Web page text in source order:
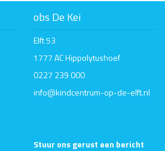
obs De Kei
Elft 53
1777 AC Hippolytushoef
0227 239 000
info@kindcentrum-op-de-elft.nl
Stuur ons gerust een bericht